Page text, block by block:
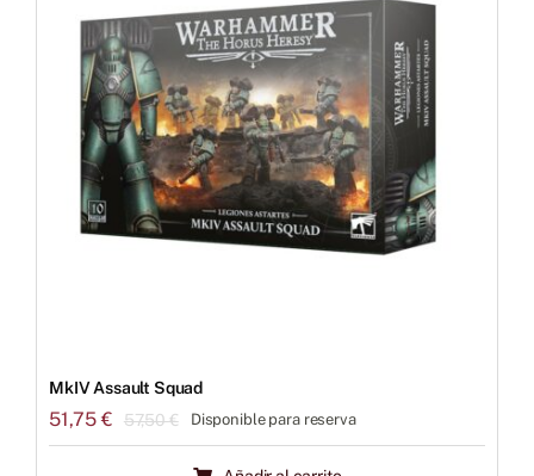
MkIV Assault Squad
57,50€El
51,75€
ElDisponible para reserva